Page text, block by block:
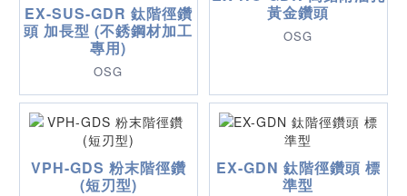
EX-SUS-GDR 鈦階徑鑽
頭 加長型 (不銹鋼材加工
專用)
OSG
黃金鑽頭
OSG
VPH-GDS 粉末階徑鑽
(短刃型)
EX-GDN 鈦階徑鑽頭 標
準型